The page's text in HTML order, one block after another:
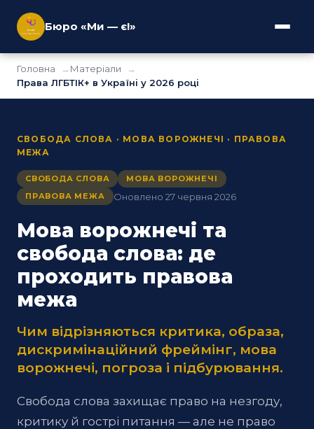
Бюро «Ми — є!»
Головна
Матеріали
Права ЛГБТІК+ в Україні у 2026 році
СВОБОДА СЛОВА · МОВА ВОРОЖНЕЧІ · ПРАВОВА
МЕЖА
СВОБОДА СЛОВА
МОВА ВОРОЖНЕЧІ
ПРАВОВА МЕЖА
Оновлено 27 червня 2026
Мова ворожнечі та
свобода слова: де
проходить правова
межа
Чим відрізняються критика, образа,
дискримінаційний фреймінг, мова
ворожнечі, погроза і підбурювання.
Свобода слова захищає право на незгоду,
критику й гострі питання — але не право